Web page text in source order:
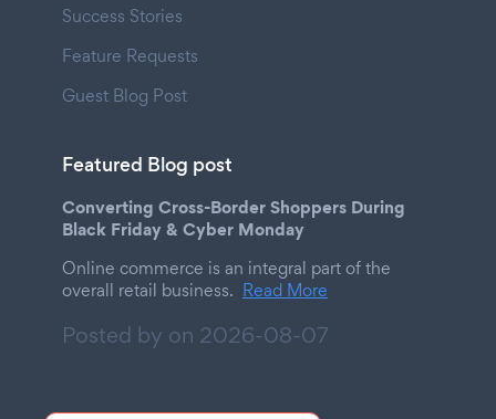
Success Stories
Feature Requests
Guest Blog Post
Featured Blog post
Converting Cross-Border Shoppers During
Black Friday & Cyber Monday
Online commerce is an integral part of the
overall retail business. Read More
Posted by on 2026-08-07